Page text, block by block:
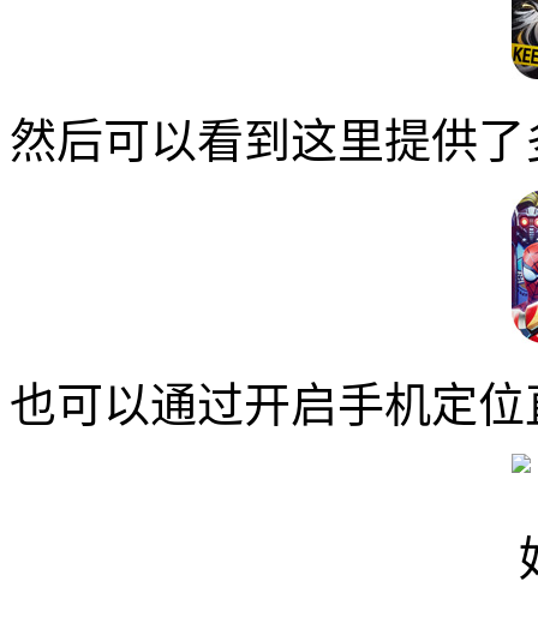
然后可以看到这里提供
也可以通过开启手机定